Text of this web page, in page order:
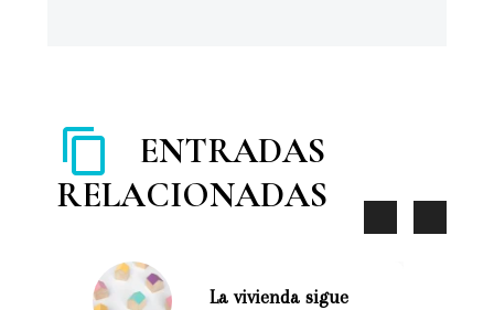
ENTRADAS
RELACIONADAS
La vivienda sigue